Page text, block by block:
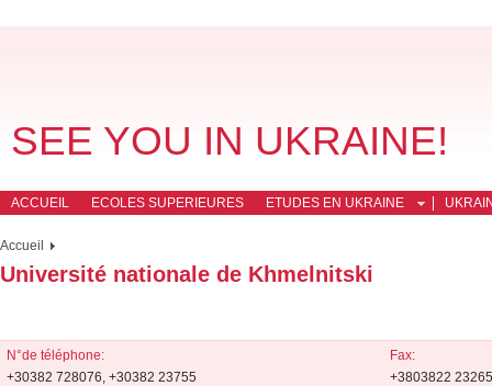
SEE YOU IN UKRAINE!
ACCUEIL ECOLES SUPERIEURES ETUDES EN UKRAINE
Accueil
Université nationale de Khmelnitski
N°de téléphone:
+30382 728076, +30382 23755
Fax:
+3803822 23265